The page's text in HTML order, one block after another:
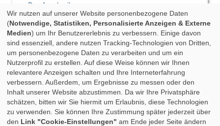
Das Anschreiben
»Der Lebenslauf
»Vorstellungsgespräch
»Bewerbungsfehler
»Tipps für das Praktikum
»Praktikumsbericht
»Praktikumszeugnis
»Nach dem Praktikum
»Studium & Praktikum
»Fortbildung
»Auslandspraktikum
»Berufsbegleitendes Studium
Wir nutzen auf unserer Website personenbezogene Daten
(Notwendige, Statistiken, Personalisierte Anzeigen & Externe
Medien) um Ihr Benutzererlebnis zu verbessern. Einige davon
sind essenziell, andere nutzen Tracking-Technologien von Dritten,
um personenbezogene Daten zu verarbeiten und um ein
Nutzerprofil zu erstellen. Auf diese Weise können wir Ihnen
relevantere Anzeigen schalten und Ihre Interneterfahrung
verbessern. Außerdem, um Ergebnisse zu messen oder den
Inhalt unserer Website abzustimmen. Da wir Ihre Privatsphäre
schätzen, bitten wir Sie hiermit um Erlaubnis, diese Technologien
zu verwenden. Sie können Ihre Zustimmung später jederzeit über
den Link "Cookie-Einstellungen" am Ende jeder Seite ändern